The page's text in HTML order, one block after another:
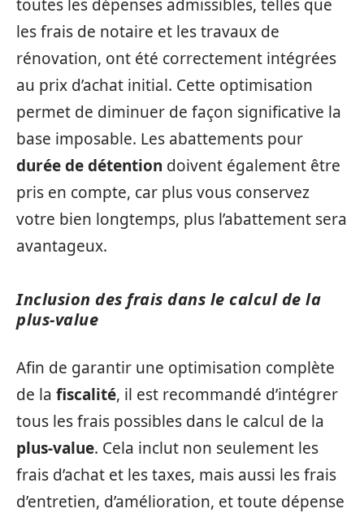
toutes les dépenses admissibles, telles que
les frais de notaire et les travaux de
rénovation, ont été correctement intégrées
au prix d’achat initial. Cette optimisation
permet de diminuer de façon significative la
base imposable. Les abattements pour
durée de détention doivent également être
pris en compte, car plus vous conservez
votre bien longtemps, plus l’abattement sera
avantageux.
Inclusion des frais dans le calcul de la
plus-value
Afin de garantir une optimisation complète
de la fiscalité, il est recommandé d’intégrer
tous les frais possibles dans le calcul de la
plus-value. Cela inclut non seulement les
frais d’achat et les taxes, mais aussi les frais
d’entretien, d’amélioration, et toute dépense